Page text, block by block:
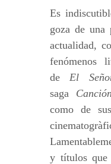
Es
goza de una
actualidad,
fenómenos
deEl
saga
como de
y títulos que